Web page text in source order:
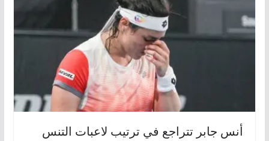
أنس جابر تتراجع في ترتيب لاعبات التنس